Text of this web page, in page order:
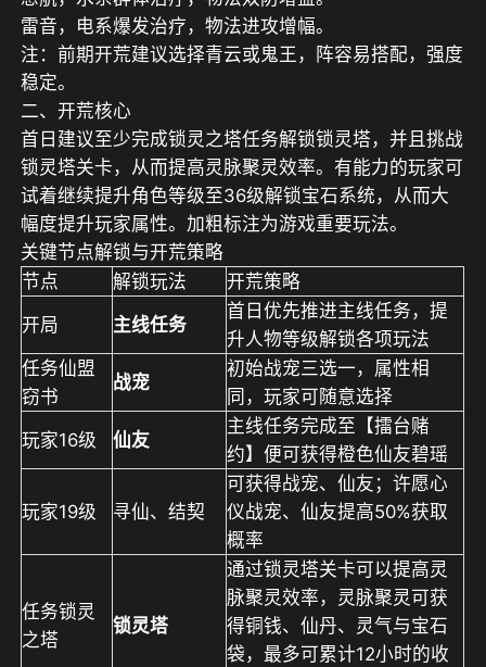
雷音，电系爆发治疗，物法进攻增幅。
注：前期开荒建议选择青云或鬼王，阵容易搭配，强度
稳定。
二、开荒核心
首日建议至少完成锁灵之塔任务解锁锁灵塔 ，并且挑战
锁灵塔关卡，从而提高灵脉聚灵效率。有能力的玩家可
试着继续提升角色等级至36级解锁宝石系统 ，从而大
幅度提升玩家属性。加粗标注为游戏重要玩法。
关键节点解锁与开荒策略
节点
解锁玩法
开荒策略
开局
主线任务
首日优先推进主线任务，提
升人物等级解锁各项玩法
任务仙盟
窃书
战宠
初始战宠三选一，属性相
同，玩家可随意选择
玩家16级
仙友
主线任务完成至【擂台赌
约】便可获得橙色仙友碧瑶
玩家19级 寻仙、结契
可获得战宠、仙友；许愿心
仪战宠、仙友提高50%获取
概率
任务锁灵
之塔
锁灵塔
通过锁灵塔关卡可以提高灵
脉聚灵效率，灵脉聚灵可获
得铜钱、仙丹、灵气与宝石
袋，最多可累计12小时的收